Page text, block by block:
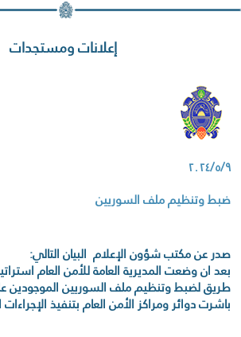
إعلانات ومستجدات
٢٠٢٤/٥/٩
ضبط وتنظيم ملف السوريين
صدر عن مكتب شؤون الإعلام البيان التالي:
بعد ان وضعت المديرية العامة للأمن العام
طريق لضبط وتنظيم ملف السوريين الموجودين
باشرت دوائر ومراكز الأمن العام بتنفيذ الإجراءات